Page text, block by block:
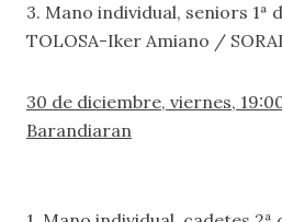
3. Mano individual, seniors 1ª
TOLOSA-Iker Amiano /
30 de diciembre, viernes,
Barandiaran